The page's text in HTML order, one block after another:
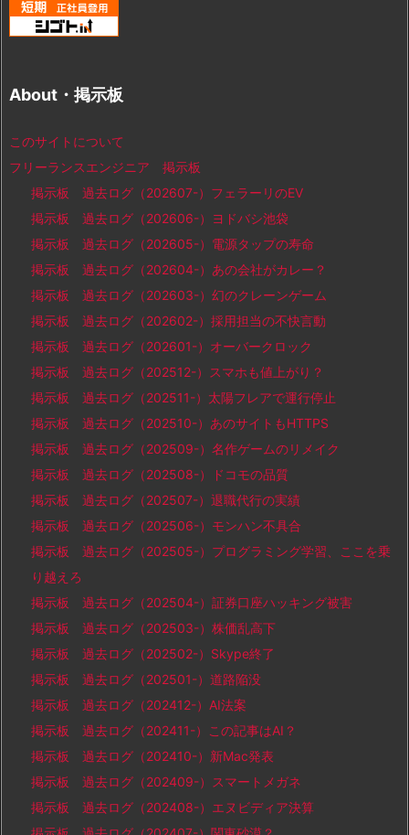
About・掲示板
このサイトについて
フリーランスエンジニア 掲示板
掲示板 過去ログ（202607-）フェラーリのEV
掲示板 過去ログ（202606-）ヨドバシ池袋
掲示板 過去ログ（202605-）電源タップの寿命
掲示板 過去ログ（202604-）あの会社がカレー？
掲示板 過去ログ（202603-）幻のクレーンゲーム
掲示板 過去ログ（202602-）採用担当の不快言動
掲示板 過去ログ（202601-）オーバークロック
掲示板 過去ログ（202512-）スマホも値上がり？
掲示板 過去ログ（202511-）太陽フレアで運行停止
掲示板 過去ログ（202510-）あのサイトもHTTPS
掲示板 過去ログ（202509-）名作ゲームのリメイク
掲示板 過去ログ（202508-）ドコモの品質
掲示板 過去ログ（202507-）退職代行の実績
掲示板 過去ログ（202506-）モンハン不具合
掲示板 過去ログ（202505-）プログラミング学習、ここを乗
り越えろ
掲示板 過去ログ（202504-）証券口座ハッキング被害
掲示板 過去ログ（202503-）株価乱高下
掲示板 過去ログ（202502-）Skype終了
掲示板 過去ログ（202501-）道路陥没
掲示板 過去ログ（202412-）AI法案
掲示板 過去ログ（202411-）この記事はAI？
掲示板 過去ログ（202410-）新Mac発表
掲示板 過去ログ（202409-）スマートメガネ
掲示板 過去ログ（202408-）エヌビディア決算